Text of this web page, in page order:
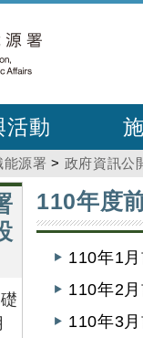
活動
能源署 > 政府資訊公
110年度
110年1
110年2
110年3